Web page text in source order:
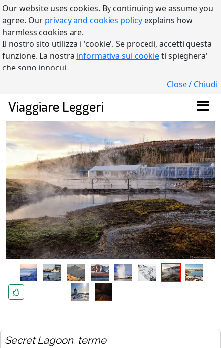
Our website uses cookies. By continuing we assume you
agree. Our privacy and cookies policy explains how
harmless cookies are.
Il nostro sito utilizza i 'cookie'. Se procedi, accetti questa
funzione. La nostra informativa sui cookieti spieghera'
che sono innocui.
Close / Chiudi
Viaggiare Leggeri
Secret Lagoon, terme